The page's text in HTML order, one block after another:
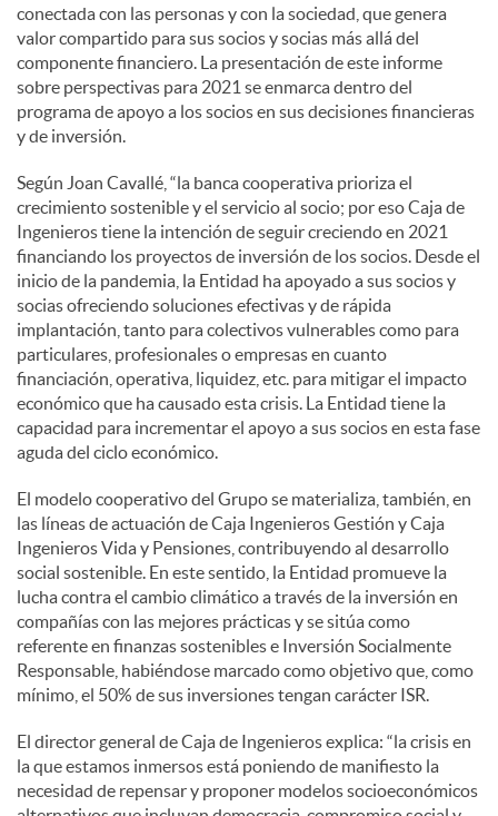
conectada con las personas y con la sociedad, que genera
valor compartido para sus socios y socias más allá del
componente financiero. La presentación de este informe
sobre perspectivas para 2021 se enmarca dentro del
programa de apoyo a los socios en sus decisiones financieras
y de inversión.
Según Joan Cavallé, “la banca cooperativa prioriza el
crecimiento sostenible y el servicio al socio; por eso Caja de
Ingenieros tiene la intención de seguir creciendo en 2021
financiando los proyectos de inversión de los socios. Desde el
inicio de la pandemia, la Entidad ha apoyado a sus socios y
socias ofreciendo soluciones efectivas y de rápida
implantación, tanto para colectivos vulnerables como para
particulares, profesionales o empresas en cuanto
financiación, operativa, liquidez, etc. para mitigar el impacto
económico que ha causado esta crisis. La Entidad tiene la
capacidad para incrementar el apoyo a sus socios en esta fase
aguda del ciclo económico.
El modelo cooperativo del Grupo se materializa, también, en
las líneas de actuación de Caja Ingenieros Gestión y Caja
Ingenieros Vida y Pensiones, contribuyendo al desarrollo
social sostenible. En este sentido, la Entidad promueve la
lucha contra el cambio climático a través de la inversión en
compañías con las mejores prácticas y se sitúa como
referente en finanzas sostenibles e Inversión Socialmente
Responsable, habiéndose marcado como objetivo que, como
mínimo, el 50% de sus inversiones tengan carácter ISR.
El director general de Caja de Ingenieros explica: “la crisis en
la que estamos inmersos está poniendo de manifiesto la
necesidad de repensar y proponer modelos socioeconómicos